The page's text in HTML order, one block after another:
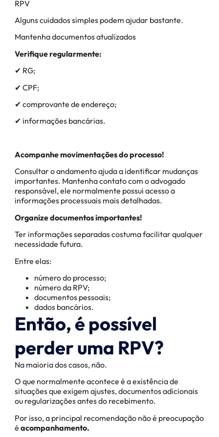
RPV
Alguns cuidados simples podem ajudar bastante.
Mantenha documentos atualizados
Verifique regularmente:
✔ RG;
✔ CPF;
✔ comprovante de endereço;
✔ informações bancárias.
Acompanhe movimentações do processo!
Consultar o andamento ajuda a identificar mudanças
importantes. Mantenha contato com o advogado
responsável, ele normalmente possui acesso a
informações processuais mais detalhadas.
Organize documentos importantes!
Ter informações separadas costuma facilitar qualquer
necessidade futura.
Entre elas:
número do processo;
número da RPV;
documentos pessoais;
dados bancários.
Então, é possível
perder uma RPV?
Na maioria dos casos, não.
O que normalmente acontece é a existência de
situações que exigem ajustes, documentos adicionais
ou regularizações antes do recebimento.
Por isso, a principal recomendação não é preocupação
é acompanhamento.